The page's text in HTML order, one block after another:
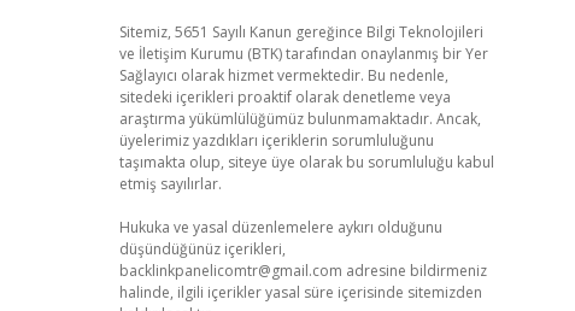
Sitemiz, 5651 Sayılı Kanun gereğince Bilgi Teknolojileri
ve İletişim Kurumu (BTK) tarafından onaylanmış bir Yer
Sağlayıcı olarak hizmet vermektedir. Bu nedenle,
sitedeki içerikleri proaktif olarak denetleme veya
araştırma yükümlülüğümüz bulunmamaktadır. Ancak,
üyelerimiz yazdıkları içeriklerin sorumluluğunu
taşımakta olup, siteye üye olarak bu sorumluluğu kabul
etmiş sayılırlar.
Hukuka ve yasal düzenlemelere aykırı olduğunu
düşündüğünüz içerikleri,
backlinkpanelicomtr@gmail.com adresine bildirmeniz
halinde, ilgili içerikler yasal süre içerisinde sitemizden